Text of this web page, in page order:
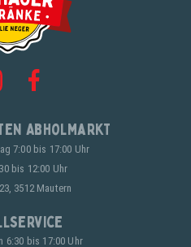
Abholmarkt
7:00 bis 17:00 Uhr
bis 12:00 Uhr
3512 Mautern
6:30 bis 17:00 Uhr